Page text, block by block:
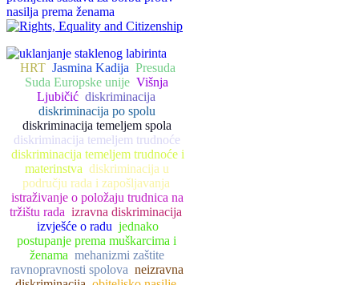
HRT Jasmina Kadija Presuda
Suda Europske unije Višnja
Ljubičić diskriminacija
diskriminacija po spolu
diskriminacija temeljem spola
diskriminacija temeljem trudnoće
diskriminacija temeljem trudnoće i
materinstva diskriminacija u
području rada i zapošljavanja
istraživanje o položaju trudnica na
tržištu rada izravna diskriminacija
izvješće o radu jednako
postupanje prema muškarcima i
ženama mehanizmi zaštite
ravnopravnosti spolova neizravna